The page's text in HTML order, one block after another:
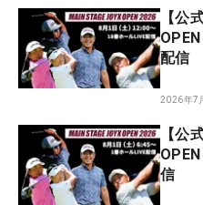
【公
OPEN 2026 18
配信
2026年7
【公
OPEN 2026 1番
信